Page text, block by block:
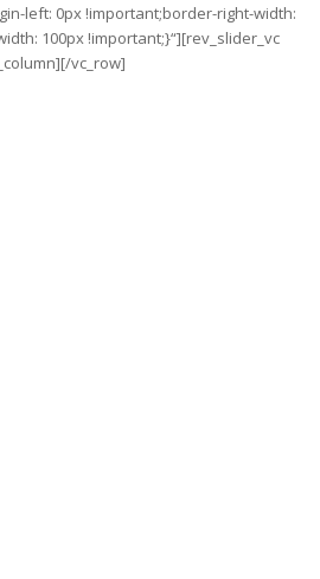
left: 0px !important;border-right-width:
100px !important;}“][rev_slider_vc
vc_row]